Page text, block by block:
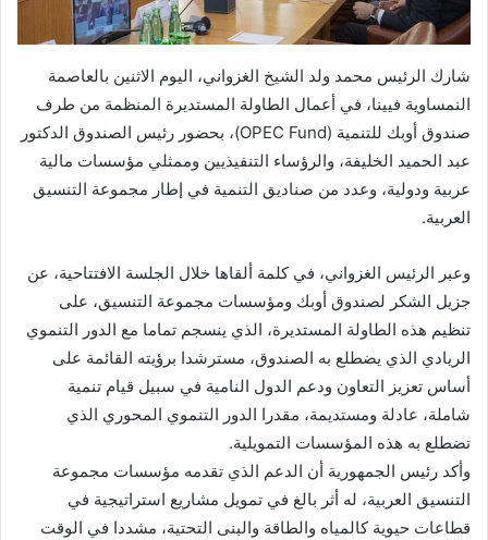
شارك الرئيس محمد ولد الشيخ الغزواني، اليوم الاثنين بالعاصمة
النمساوية فيينا، في أعمال الطاولة المستديرة المنظمة من طرف
صندوق أوبك للتنمية (OPEC Fund)، بحضور رئيس الصندوق الدكتور
عبد الحميد الخليفة، والرؤساء التنفيذيين وممثلي مؤسسات مالية
عربية ودولية، وعدد من صناديق التنمية في إطار مجموعة التنسيق
العربية.
وعبر الرئيس الغزواني، في كلمة ألقاها خلال الجلسة الافتتاحية، عن
جزيل الشكر لصندوق أوبك ومؤسسات مجموعة التنسيق، على
تنظيم هذه الطاولة المستديرة، الذي ينسجم تماما مع الدور التنموي
الريادي الذي يضطلع به الصندوق، مسترشدا برؤيته القائمة على
أساس تعزيز التعاون ودعم الدول النامية في سبيل قيام تنمية
شاملة، عادلة ومستديمة، مقدرا الدور التنموي المحوري الذي
تضطلع به هذه المؤسسات التمويلية.
وأكد رئيس الجمهورية أن الدعم الذي تقدمه مؤسسات مجموعة
التنسيق العربية، له أثر بالغ في تمويل مشاريع استراتيجية في
قطاعات حيوية كالمياه والطاقة والبنى التحتية، مشددا في الوقت